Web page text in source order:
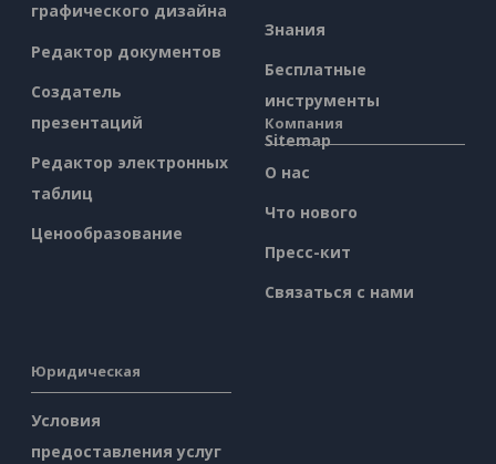
графического дизайна
Редактор документов
Создатель
презентаций
Редактор электронных
таблиц
Ценообразование
Знания
Бесплатные
инструменты
Sitemap
Компания
О нас
Что нового
Пресс-кит
Связаться с нами
Юридическая
Условия
предоставления услуг